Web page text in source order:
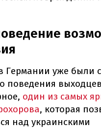
Германии уже были
поведения
один из самых
, которая
над украинскими